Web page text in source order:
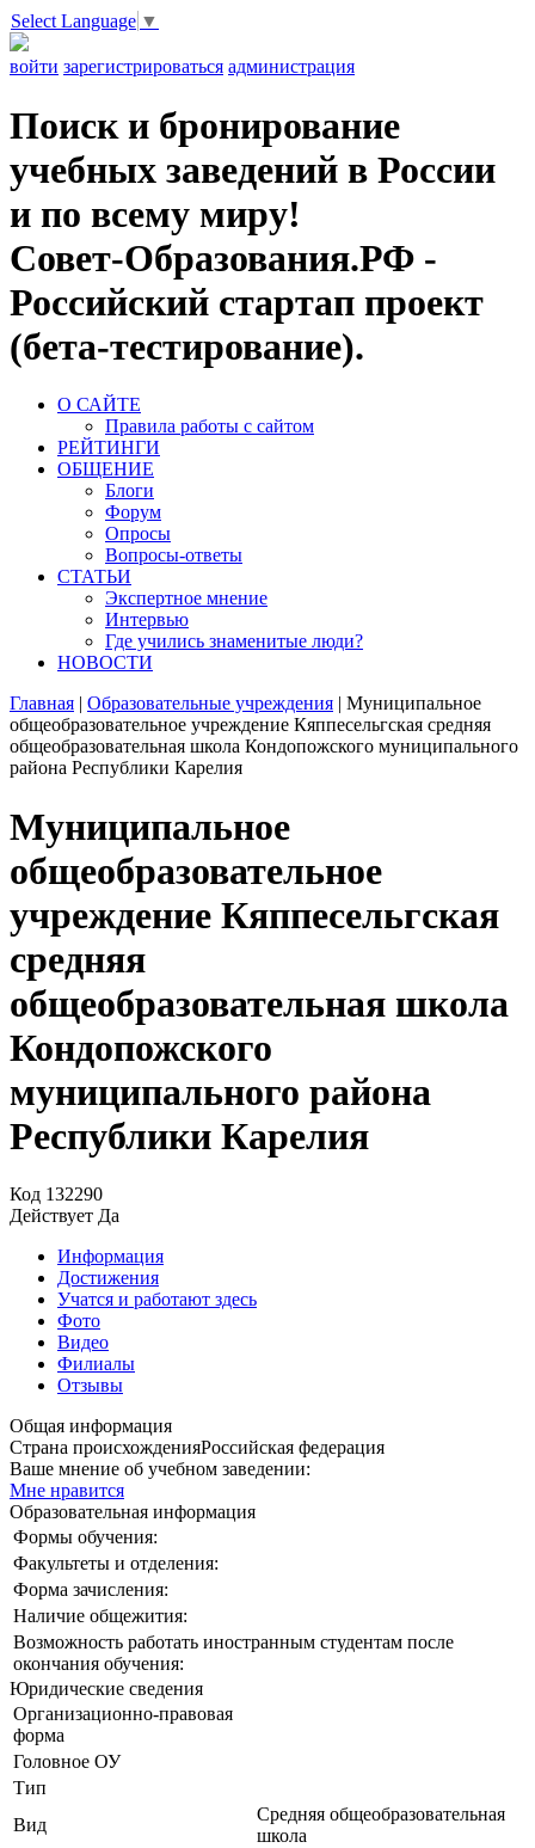
Select Language ▼
войти зарегистрироваться администрация
Поиск и бронирование
учебных заведений в России
и по всему миру!
Совет-Образования.РФ -
Российский стартап проект
(бета-тестирование).
О САЙТЕ
Правила работы с сайтом
РЕЙТИНГИ
ОБЩЕНИЕ
Блоги
Форум
Опросы
Вопросы-ответы
СТАТЬИ
Экспертное мнение
Интервью
Где учились знаменитые люди?
НОВОСТИ
Главная | Образовательные учреждения | Муниципальное
общеобразовательное учреждение Кяппесельгская средняя
общеобразовательная школа Кондопожского муниципального
района Республики Карелия
Муниципальное
общеобразовательное
учреждение Кяппесельгская
средняя
общеобразовательная школа
Кондопожского
муниципального района
Республики Карелия
Код 132290
Действует Да
Информация
Достижения
Учатся и работают здесь
Фото
Видео
Филиалы
Отзывы
Общая информация
Страна происхожденияРоссийская федерация
Ваше мнение об учебном заведении:
Мне нравится
Образовательная информация
Формы обучения:
Факультеты и отделения:
Форма зачисления:
Наличие общежития:
Возможность работать иностранным студентам после
окончания обучения:
Юридические сведения
Организационно-правовая
форма
Головное ОУ
Тип
Вид
Средняя общеобразовательная
школа